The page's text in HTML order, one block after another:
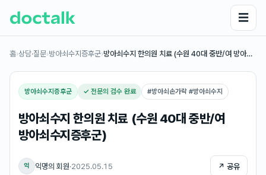
☰
홈›상담·질문›방아쇠수지증후군›방아쇠수지 한의원 치료 (수원 40대 중반/여 방아…
방아쇠수지증후군 ✓ 전문의 검수 완료 #방아쇠손가락 #방아쇠수지
방아쇠수지 한의원 치료 (수원 40대 중반/여
방아쇠수지증후군)
익 익명의 회원·2025.05.15 ↗ 공유